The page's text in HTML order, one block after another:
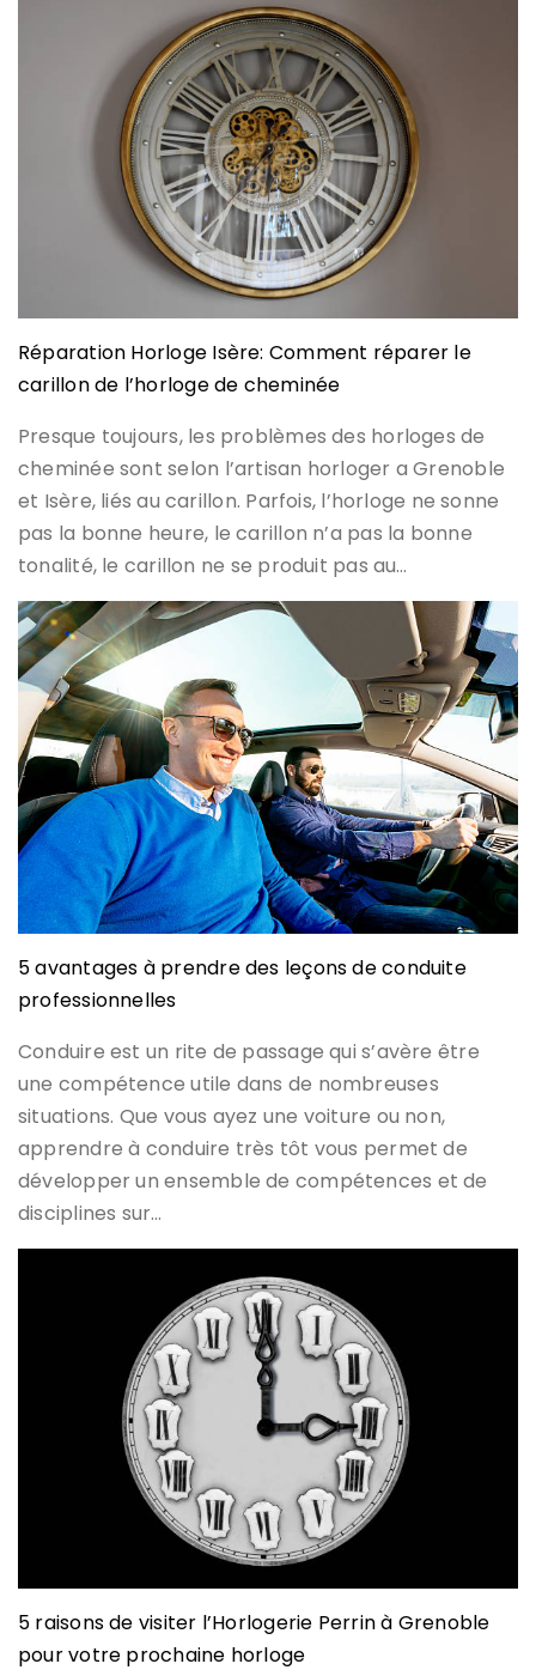
Réparation Horloge Isère: Comment réparer le
carillon de l’horloge de cheminée
Presque toujours, les problèmes des horloges de
cheminée sont selon l’artisan horloger a Grenoble
et Isère, liés au carillon. Parfois, l’horloge ne sonne
pas la bonne heure, le carillon n’a pas la bonne
tonalité, le carillon ne se produit pas au…
5 avantages à prendre des leçons de conduite
professionnelles
Conduire est un rite de passage qui s’avère être
une compétence utile dans de nombreuses
situations. Que vous ayez une voiture ou non,
apprendre à conduire très tôt vous permet de
développer un ensemble de compétences et de
disciplines sur…
5 raisons de visiter l’Horlogerie Perrin à Grenoble
pour votre prochaine horloge